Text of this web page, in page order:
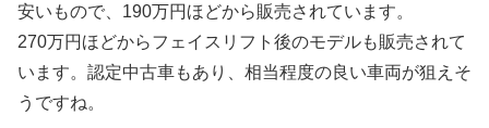
安いもので、190万円ほどから販売されています。
270万円ほどからフェイスリフト後のモデルも販売されて
います。認定中古車もあり、相当程度の良い車両が狙えそ
うですね。